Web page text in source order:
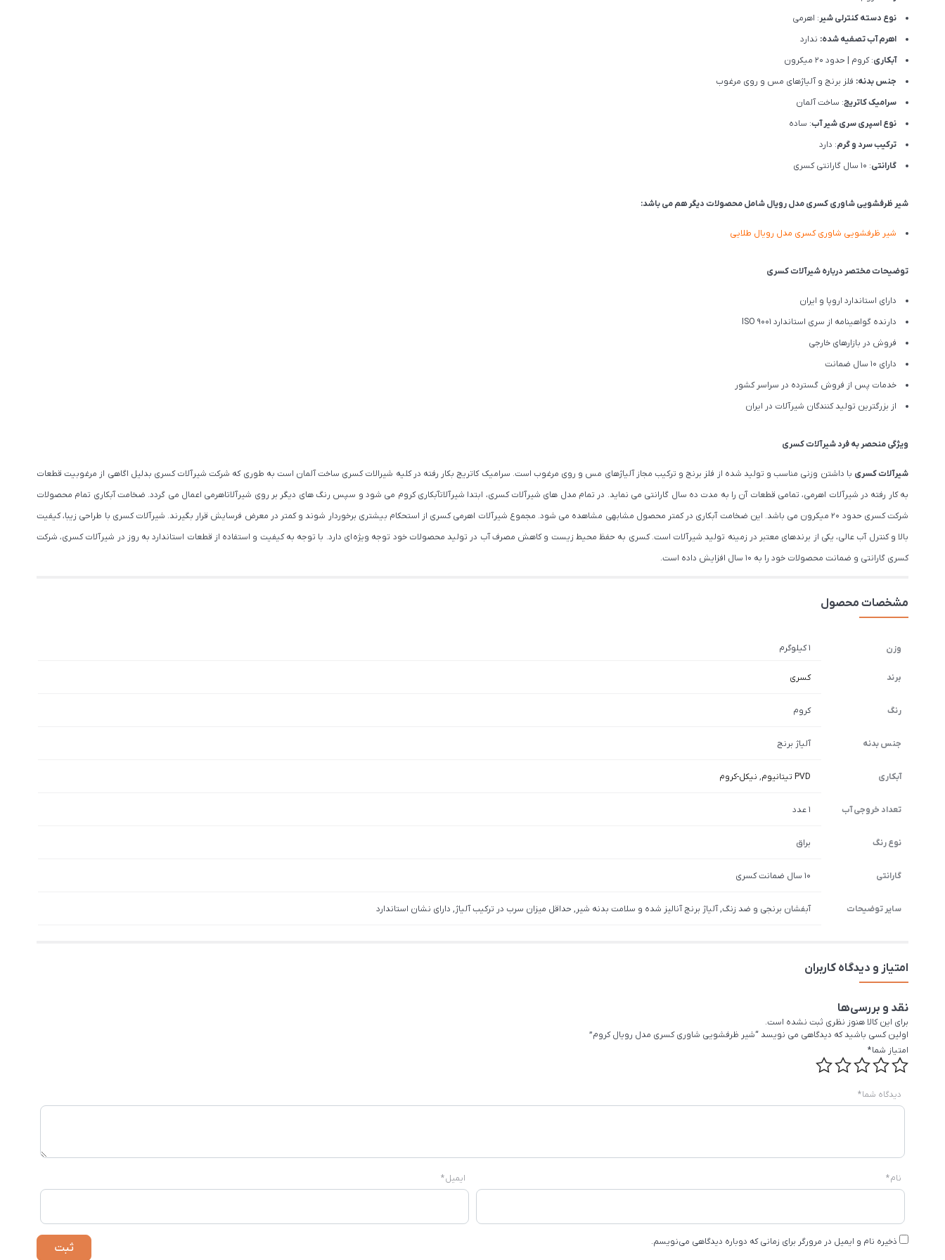
نوع دسته کنترلی شیر: اهرمی
اهرم آب تصفیه شده: ندارد
آبکاری: کروم | حدود 20 میکرون
جنس بدنه: فلز برنج و آلیاژهای مس و روی مرغوب
سرامیک کاتریج: ساخت آلمان
نوع اسپری سری شیر آب: ساده
ترکیب سرد و گرم: دارد
گارانتی: 10 سال گارانتی کسری
شیر ظرفشوییشاوریکسری مدل رویال شامل محصولات دیگر هم می باشد:
شیر ظرفشویی شاوری کسری مدل رویال طلایی
توضیحات مختصر درباره شیرآلات کسری
دارای استاندارد اروپا و ایران
دارنده گواهینامه از سری استاندارد ISO 9001
فروش در بازارهای خارجی
دارای 10 سال ضمانت
خدمات پس از فروش گسترده در سراسر کشور
از بزرگترین تولید کنندگان شیرآلات در ایران
ویژگی منحصر به فرد شیرآلات کسری
شیرآلات کسری با داشتن وزنی مناسب و تولید شده از فلز برنج و ترکیب مجاز آلیاژهای مس و روی مرغوب است. سرامیک کاتریج بکار رفته در کلیه شیرالات کسری ساخت آلمان است به طوری که شرکت شیرآلات کسری بدلیل اگاهی از مرغوبیت قطعات
به کار رفته در شیرآلات اهرمی، تمامی قطعات آن را به مدت ده سال گارانتی می نماید. در تمام مدل های شیرآلات کسری، ابتدا شیرآلاتآبکاری کروم می شود و سپس رنگ های دیگر بر روی شیرآلاتاهرمی اعمال می گردد. ضخامت آبکاری تمام محصولات
شرکت کسری حدود ۲۰ میکرون می باشد. این ضخامت آبکاری در کمتر محصول مشابهی مشاهده می شود. مجموع شیرآلات اهرمی کسری از استحکام بیشتری برخوردار شوند و کمتر در معرض فرسایش قرار بگیرند. شیرآلات کسری با طراحی زیبا، کیفیت
بالا و کنترل آب عالی، یکی از برندهای معتبر در زمینه تولید شیرآلات است. کسری به حفظ محیط زیست و کاهش مصرف آب در تولید محصولات خود توجه ویژه ای دارد. با توجه به کیفیت و استفاده از قطعات استاندارد به روز در شیرآلات کسری، شرکت
کسری گارانتی و ضمانت محصولات خود را به 10 سال افزایش داده است.
مشخصات محصول
وزن 1 کیلوگرم
برند کسری
رنگ کروم
جنس بدنه آلیاژ برنج
آبکاری PVD تیتانیوم , نیکل-کروم
تعداد خروجی آب 1 عدد
نوع رنگ براق
گارانتی 10 سال ضمانت کسری
سایر توضیحات آبفشان برنجی و ضد زنگ, آلیاژ برنج آنالیز شده و سلامت بدنه شیر, حداقل میزان سرب در ترکیب آلیاژ, دارای نشان استاندارد
امتیاز و دیدگاه کاربران
نقد و بررسی‌ها
برای این کالا هنوز نظری ثبت نشده است.
اولین کسی باشید که دیدگاهی می نویسد “شیر ظرفشویی شاوری کسری مدل رویال کروم”
امتیاز شما*
دیدگاه شما*
نام* ایمیل*
ذخیره نام و ایمیل در مرورگر برای زمانی که دوباره دیدگاهی می‌نویسم.